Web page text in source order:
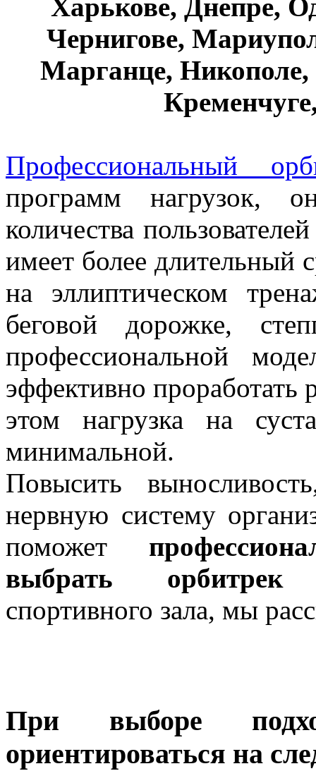
Харькове, Днепре,
Чернигове,
Марганце,
Профессиональный
программ нагрузок,
количества
имеет более длительный
на эллиптическом
беговой дорожке,
профессиональной
эффективно
этом нагрузка на
минимальной.
Повысить
нервную систему
поможет
выбрать орбитрек
спортивного зала, мы
При выборе
ориентироваться на